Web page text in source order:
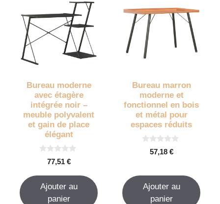
Bureau moderne
avec étagère
intégrée noir –
meuble polyvalent
et gain de place
élégant
5
77,51 €
Ajouter au
panier
Bureau marron
moderne et
fonctionnel en bois
et métal pour
espaces réduits
5
57,18 €
Ajouter au
panier